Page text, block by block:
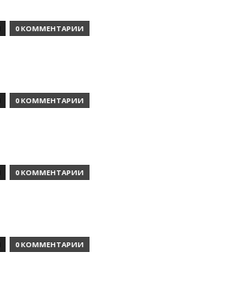
0 КОММЕНТАРИИ
0 КОММЕНТАРИИ
0 КОММЕНТАРИИ
0 КОММЕНТАРИИ